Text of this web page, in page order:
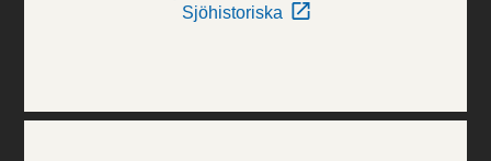
Sjöhistoriska